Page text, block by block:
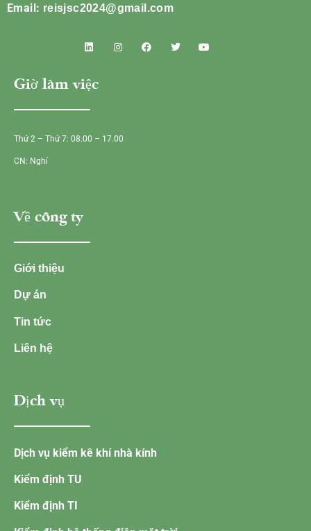
Email: reisjsc2024@gmail.com
Giờ làm việc
Thứ 2 – Thứ 7: 08.00 – 17.00
CN: Nghỉ
Về công ty
Giới thiệu
Dự án
Tin tức
Liên hệ
Dịch vụ
Dịch vụ kiểm kê khí nhà kính
Kiểm định TU
Kiểm định TI